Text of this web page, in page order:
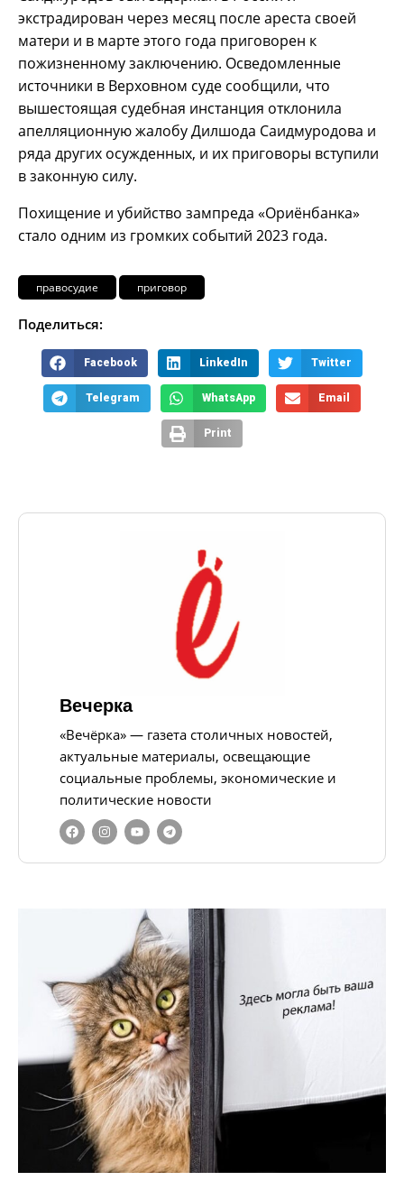
экстрадирован через месяц после ареста своей
матери и в марте этого года приговорен к
пожизненному заключению. Осведомленные
источники в Верховном суде сообщили, что
вышестоящая судебная инстанция отклонила
апелляционную жалобу Дилшода Саидмуродова и
ряда других осужденных, и их приговоры вступили
в законную силу.
Похищение и убийство зампреда «Ориёнбанка»
стало одним из громких событий 2023 года.
правосудие приговор
Поделиться:
Facebook LinkedIn Twitter
Telegram WhatsApp Email
Print
Вечерка
«Вечёрка» — газета столичных новостей,
актуальные материалы, освещающие
социальные проблемы, экономические и
политические новости